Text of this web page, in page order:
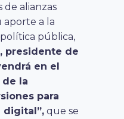
de alianzas
aporte a la
pública,
presidente de
en el
de la
para
digital”, que se